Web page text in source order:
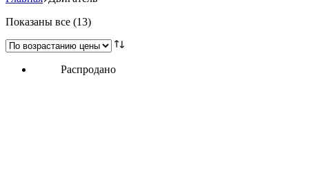
Показаны все (13)Цены:
возрастанию
Распродано